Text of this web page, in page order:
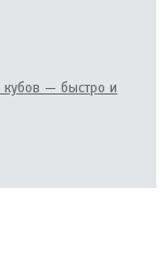
— быстро и